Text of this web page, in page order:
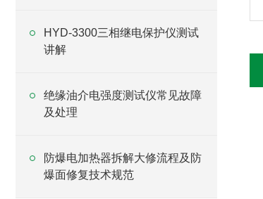
HYD-3300三相继电保护仪测试
讲解
绝缘油介电强度测试仪常见故障
及处理
防爆电加热器拆解大修流程及防
爆面修复技术规范